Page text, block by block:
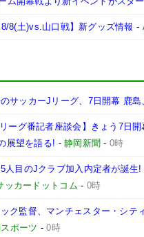
8(土)vs.山口戦】新グッズ情報 -
サッカーJリーグ、7日開幕 鹿
リーグ番記者座談会】きょう7日
展望を語る! -静岡新聞 - 0時
人目のJクラブ加入内定者が誕
ッカードットコム - 0時
ク監督、マンチェスター・シテ
スポーツ -0時